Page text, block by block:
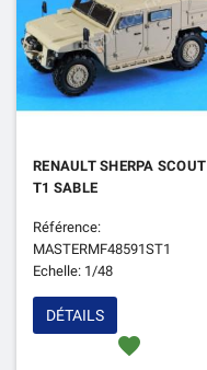
RENAULT SHERPA SCOUT
T1 SABLE
Référence:
MASTERMF48591ST1
Echelle: 1/48
favorite
DÉTAILS